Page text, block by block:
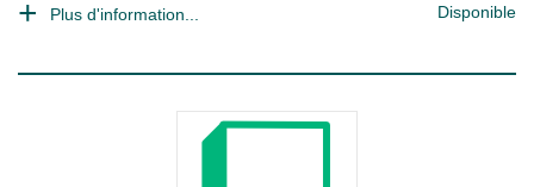
Plus d'information... Disponible